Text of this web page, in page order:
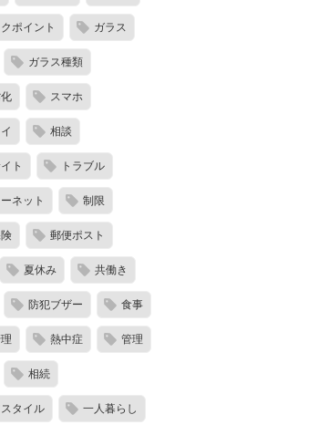
ポイント ガラス
ガラス種類
スマホ
相談
ト トラブル
ネット 制限
郵便ポスト
夏休み 共働き
防犯ブザー 食事
熱中症 管理
相続
タイル 一人暮らし